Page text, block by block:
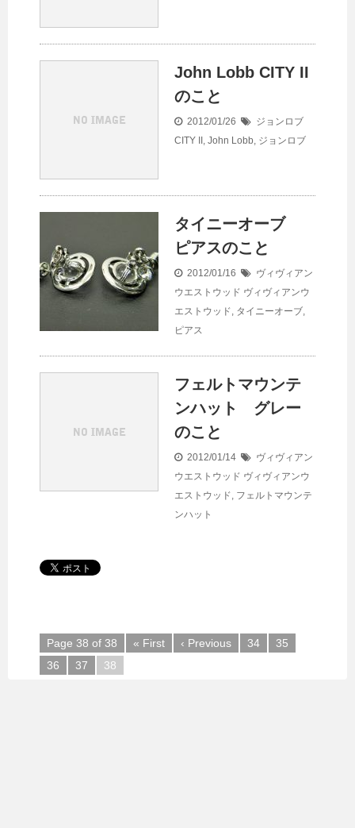
John Lobb CITY II
のこと
2012/01/26
ジョンロブ
CITY II , John Lobb, ジョンロブ
タイニーオーブ
ピアスのこと
2012/01/16
ヴィヴィアン
ウエストウッド ヴィヴィアンウ
エストウッド, タイニーオーブ,
ピアス
フェルトマウンテ
ンハット グレー
のこと
2012/01/14
ヴィヴィアン
ウエストウッド ヴィヴィアンウ
エストウッド, フェルトマウンテ
ンハット
Page 38 of 38 « First ‹ Previous 34
35
36
37 38